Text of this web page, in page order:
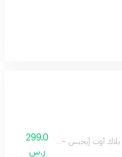
بلاك أوت إيجيس – بني (bla107)299.0
ر.س